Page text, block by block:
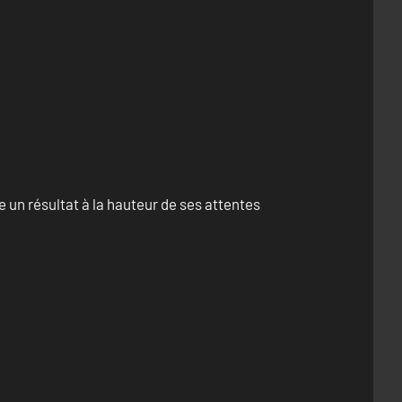
résultat à la hauteur de ses attentes